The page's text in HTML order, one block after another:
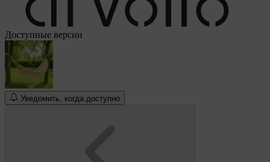
Доступные версии
Уведомить, когда доступно